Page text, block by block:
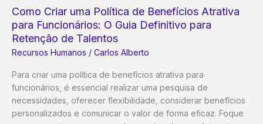
Como Criar uma Política de Benefícios Atrativa
para Funcionários: O Guia Definitivo para
Retenção de Talentos
Recursos Humanos / Carlos Alberto
Para criar uma política de benefícios atrativa para
funcionários, é essencial realizar uma pesquisa de
necessidades, oferecer flexibilidade, considerar benefícios
personalizados e comunicar o valor de forma eficaz. Foque